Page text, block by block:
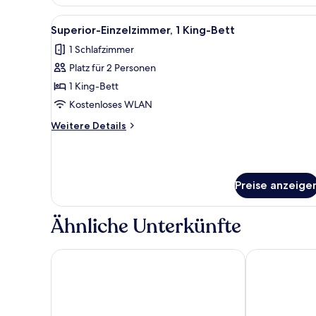
1 King-
Bett
Alle
Fotos
für
Superior-
Einzelzimmer,
1 King-
Bett
anzeigen
Ein modernes Hotelzimmer
1
Superior-Einzelzimmer, 1 King-Bett
1 Schlafzimmer
Platz für 2 Personen
1 King-Bett
Kostenloses WLAN
Weitere Details
Weitere
Bett
Preise
Ähnliche Unterkünfte
La Casa Inn Holiday Inn